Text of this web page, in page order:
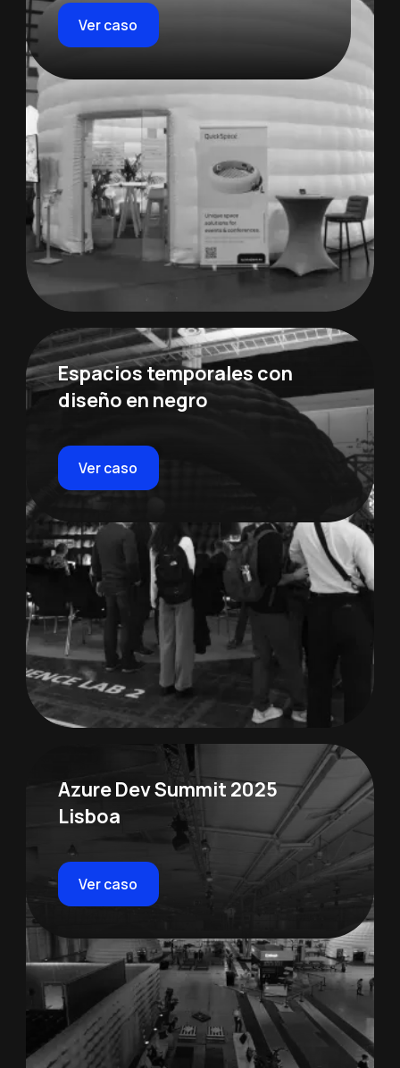
Ver caso
Espacios temporales con
diseño en negro
Ver caso
Azure Dev Summit 2025
Lisboa
Ver caso